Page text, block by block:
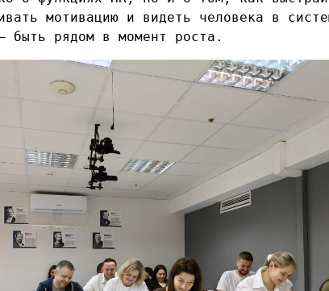
мотивацию и видеть человека в
быть рядом в момент роста.